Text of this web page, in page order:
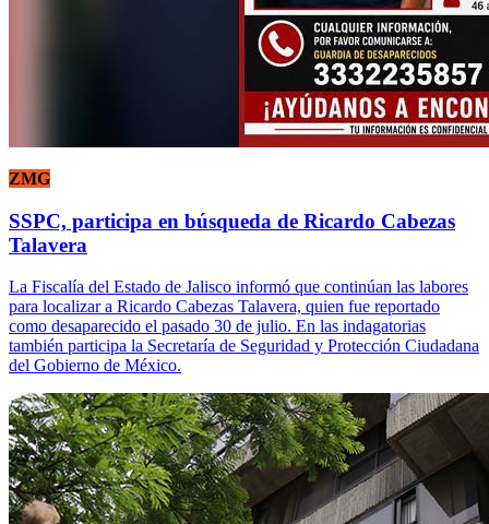
ZMG
SSPC, participa en búsqueda de Ricardo Cabezas
Talavera
La Fiscalía del Estado de Jalisco informó que continúan las labores
para localizar a Ricardo Cabezas Talavera, quien fue reportado
como desaparecido el pasado 30 de julio. En las indagatorias
también participa la Secretaría de Seguridad y Protección Ciudadana
del Gobierno de México.